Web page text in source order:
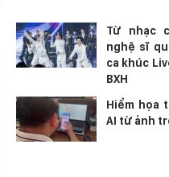
Từ nhạc
nghệ sĩ
ca khúc
BXH
Hiểm họa
AI từ ảnh